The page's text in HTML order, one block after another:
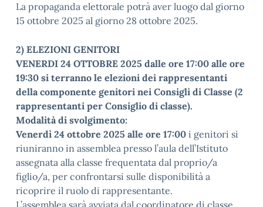
La propaganda elettorale potrà aver luogo dal giorno
15 ottobre 2025 al giorno 28 ottobre 2025.
2) ELEZIONI GENITORI
VENERDI 24 OTTOBRE 2025 dalle ore 17:00 alle ore
19:30 si terranno le elezioni dei rappresentanti
della componente genitori nei Consigli di Classe (2
rappresentanti per Consiglio di classe).
Modalità di svolgimento:
Venerdì 24 ottobre 2025 alle ore 17:00 i genitori si
riuniranno in assemblea presso l’aula dell’Istituto
assegnata alla classe frequentata dal proprio/a
figlio/a, per confrontarsi sulle disponibilità a
ricoprire il ruolo di rappresentante.
L’assemblea sarà avviata dal coordinatore di classe